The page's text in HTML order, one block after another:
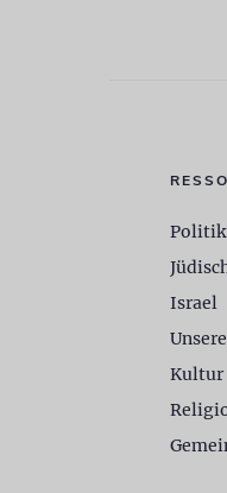
Politik
Israel
Kultur